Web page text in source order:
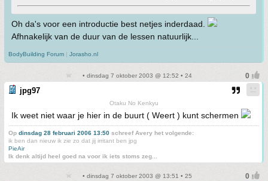
Oh da's voor een introductie best netjes inderdaad.
Afhnakelijk van de duur van de lessen natuurlijk...
BodyBuilding Forum | Jorasho.nl
• dinsdag 7 oktober 2003 @ 12:52 • 24
jpg97
Otaku No Kenkyu
Ik weet niet waar je hier in de buurt ( Weert ) kunt schermen
Op dinsdag 28 februari 2006 13:50 schreef Avery het volgende:
ik ben dan nieuw ik zie zo dat jij irritant ben jpg
PieAir
Ik denk altijd heel goed na voor ik iets stoms zeg...
• dinsdag 7 oktober 2003 @ 13:51 • 25